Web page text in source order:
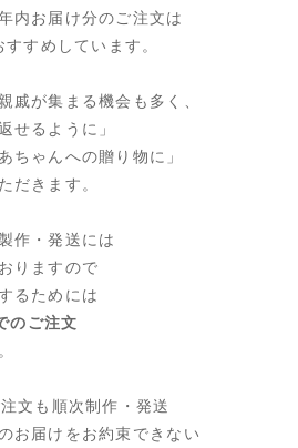
内お届け分のご注文は
すすめしています。
戚が集まる機会も多く、
せるように」
ちゃんへの贈り物に」
だきます。
作・発送には
りますので
るためには
のご注文
文も順次制作・発送
お届けをお約束できない